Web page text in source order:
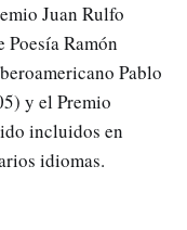
Juan Rulfo
Ramón
Pablo
y el Premio
incluidos en
idiomas.